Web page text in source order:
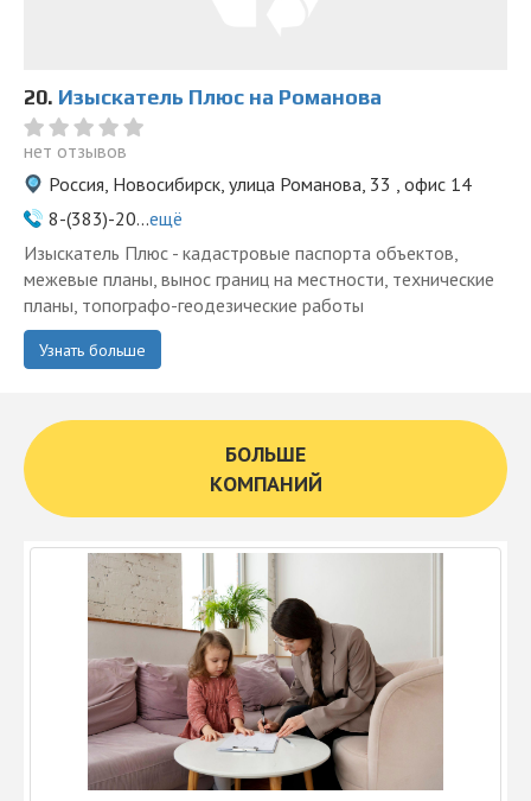
20. Изыскатель Плюс на Романова
нет отзывов
Россия, Новосибирск, улица Романова, 33 , офис 14
8-(383)-20...ещё
Изыскатель Плюс - кадастровые паспорта объектов,
межевые планы, вынос границ на местности, технические
планы, топографо-геодезические работы
Узнать больше
БОЛЬШЕ
КОМПАНИЙ